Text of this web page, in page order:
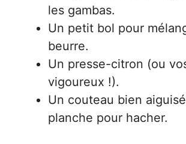
les gambas.
Un petit bol pour
beurre.
Un presse-citron (ou
vigoureux !).
Un couteau bien
planche pour hacher.